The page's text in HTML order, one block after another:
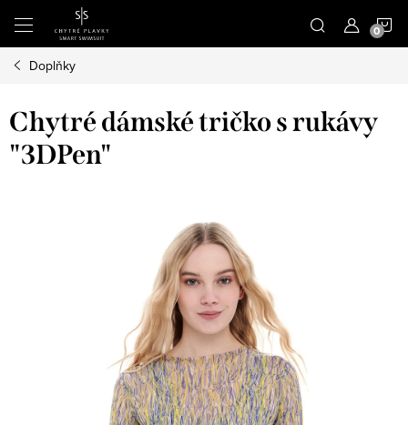
obsah
Doplňky
Chytré dámské tričko s rukávy
"3DPen"